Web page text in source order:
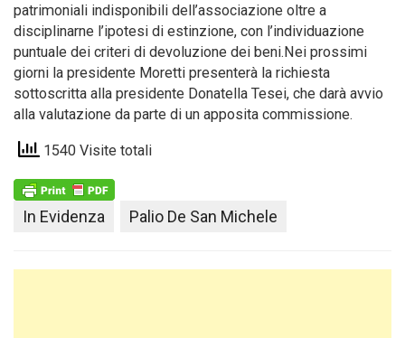
patrimoniali indisponibili dell’associazione oltre a
disciplinarne l’ipotesi di estinzione, con l’individuazione
puntuale dei criteri di devoluzione dei beni.Nei prossimi
giorni la presidente Moretti presenterà la richiesta
sottoscritta alla presidente Donatella Tesei, che darà avvio
alla valutazione da parte di un apposita commissione.
1540 Visite totali
In Evidenza Palio De San Michele